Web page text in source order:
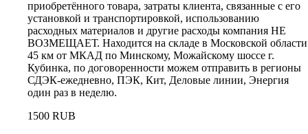
приобретённого товара, затраты клиента, связанные с его
установкой и транспортировкой, использованию
расходных материалов и другие расходы компания НЕ
ВОЗМЕЩАЕТ. Находится на складе в Московской области
45 км от МКАД по Минскому, Можайскому шоссе г.
Кубинка, по договоренности можем отправить в регионы
СДЭК-ежедневно, ПЭК, Кит, Деловые линии, Энергия
один раз в неделю.
1500 RUB